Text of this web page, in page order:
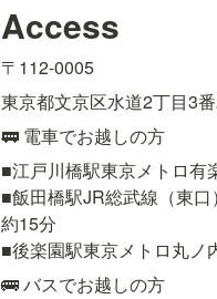
Access
〒112-0005
東京都文京区水道2丁目3
🚃 電車でお越しの方
■江戸川橋駅東京メトロ有
■飯田橋駅JR総武線（東
約15分
■後楽園駅東京メトロ丸ノ
🚌 バスでお越しの方